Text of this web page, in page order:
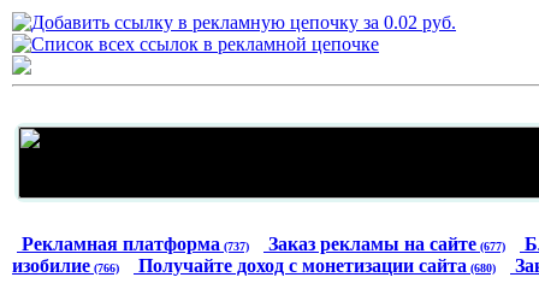
Рекламная платформа (737) Заказ рекламы на сайте (677)
изобилие (766) Получайте доход с монетизации сайта (680)